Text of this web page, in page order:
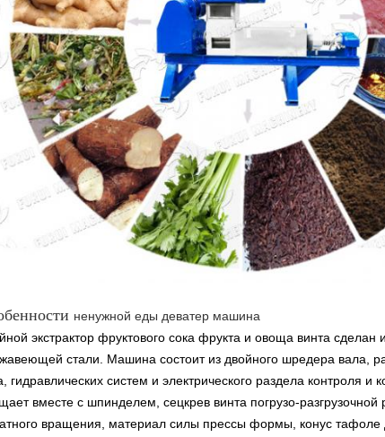
ненужной еды деватер машина
экстрактор фруктового сока фрукта и овоща винта сделан
стали. Машина состоит из двойного шредера вала,
гидравлических систем и электрического раздела контроля
вместе с шпинделем, сецкрев винта погрузо-
вращения, материал силы прессы формы, конус